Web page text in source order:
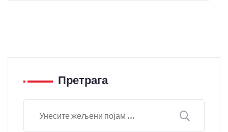
Претрага